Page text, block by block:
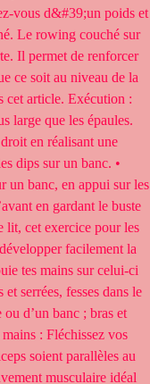
vous d&#39;un poids et
Le rowing couché sur
Il permet de renforcer
ce soit au niveau de la
cet article. Exécution :
large que les épaules.
en réalisant une
dips sur un banc. •
un banc, en appui sur les
en gardant le buste
lit, cet exercice pour les
facilement la
tes mains sur celui-ci
serrées, fesses dans le
d’un banc ; bras et
: Fléchissez vos
soient parallèles au
musculaire idéal